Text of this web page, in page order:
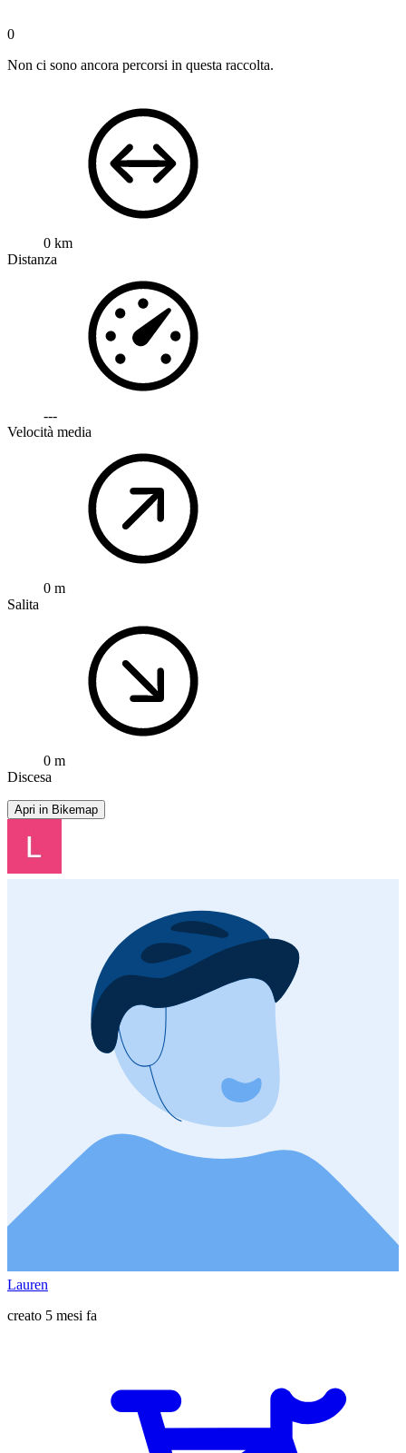
0
Non ci sono ancora percorsi in questa raccolta.
0 km
Distanza
---
Velocità media
0 m
Salita
0 m
Discesa
Apri in Bikemap
Lauren
creato 5 mesi fa